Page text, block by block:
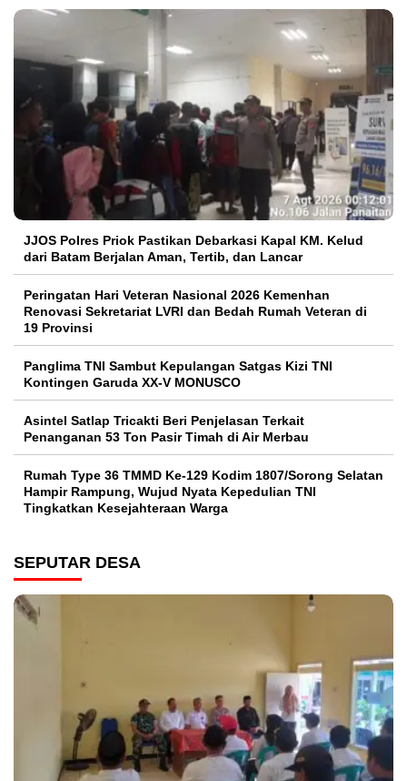
JJOS Polres Priok Pastikan Debarkasi Kapal KM. Kelud
dari Batam Berjalan Aman, Tertib, dan Lancar
Peringatan Hari Veteran Nasional 2026 Kemenhan
Renovasi Sekretariat LVRI dan Bedah Rumah Veteran di
19 Provinsi
Panglima TNI Sambut Kepulangan Satgas Kizi TNI
Kontingen Garuda XX-V MONUSCO
Asintel Satlap Tricakti Beri Penjelasan Terkait
Penanganan 53 Ton Pasir Timah di Air Merbau
Rumah Type 36 TMMD Ke-129 Kodim 1807/Sorong Selatan
Hampir Rampung, Wujud Nyata Kepedulian TNI
Tingkatkan Kesejahteraan Warga
SEPUTAR DESA